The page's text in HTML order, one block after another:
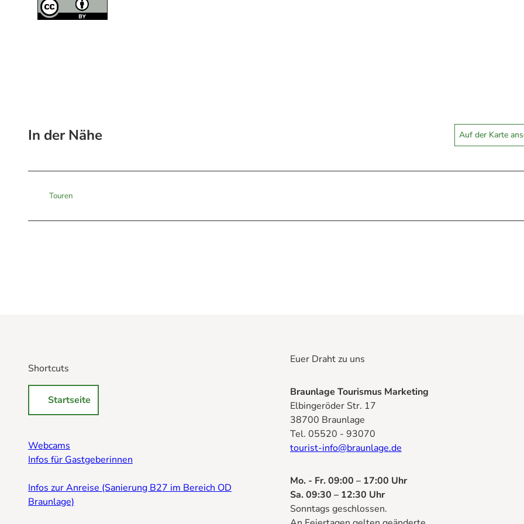
In der Nähe Auf der Karte
Touren
Shortcuts
Startseite
Webcams
Infos für Gastgeberinnen
Infos zur Anreise (Sanierung B27 im Bereich OD
Braunlage)
Euer Draht zu uns
Braunlage Tourismus Marketing
Elbingeröder Str. 17
38700 Braunlage
Tel. 05520 - 93070
tourist-info@braunlage.de
Mo. - Fr. 09:00 – 17:00 Uhr
Sa. 09:30 – 12:30 Uhr
Sonntags geschlossen.